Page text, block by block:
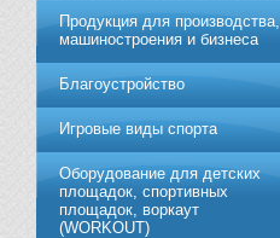
Продукция для производства,
машиностроения и бизнеса
Благоустройство
Игровые виды спорта
Оборудование для детских
площадок, спортивных
площадок, воркаут
(WORKOUT)